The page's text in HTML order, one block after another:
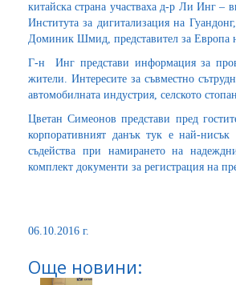
китайска страна участваха д-р Ли Инг
Института за дигитализация на
Доминик Шмид, представител за Европа
Г-н Инг представи информация за
жители. Интересите за съвместно
автомобилната индустрия, селското
Цветан Симеонов представи пред
корпоративният данък тук е най-
съдейства при намирането на
комплект документи за регистрация на
06.10.2016 г.
Още новини: